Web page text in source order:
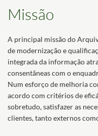
Missão
A principal missão do
de modernização e
integrada da informação
consentâneas com o
Num esforço de melhoria
acordo com critérios de
sobretudo, satisfazer as
clientes, tanto externos